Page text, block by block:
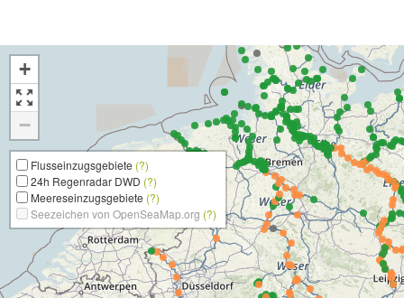
+
−
Flusseinzugsgebiete (?)
24h Regenradar DWD (?)
Meereseinzugsgebiete (?)
Seezeichen von OpenSeaMap.org (?)